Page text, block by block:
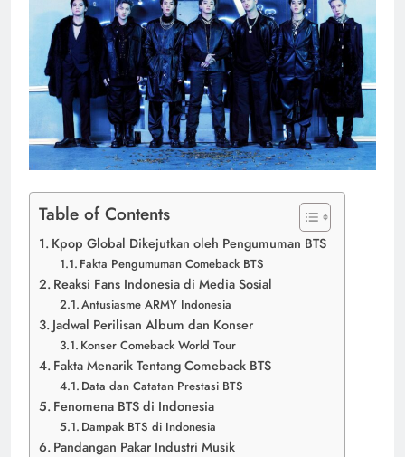
Table of Contents
Kpop Global Dikejutkan oleh Pengumuman BTS
Fakta Pengumuman Comeback BTS
Reaksi Fans Indonesia di Media Sosial
Antusiasme ARMY Indonesia
Jadwal Perilisan Album dan Konser
Konser Comeback World Tour
Fakta Menarik Tentang Comeback BTS
Data dan Catatan Prestasi BTS
Fenomena BTS di Indonesia
Dampak BTS di Indonesia
Pandangan Pakar Industri Musik